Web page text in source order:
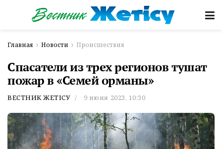
Главная Новости Происшествия
Спасатели из трех регионов тушат
пожар в «Семей орманы»
ВЕСТНИК ЖЕТІСУ 9 июня 2023, 10:30